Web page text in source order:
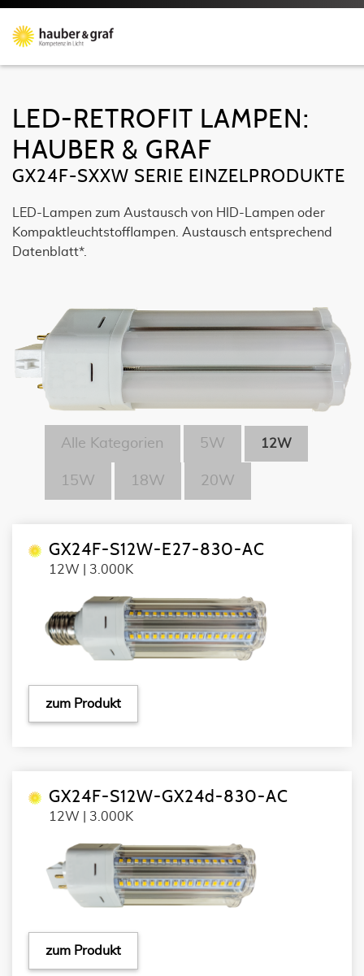
LED-RETROFIT LAMPEN:
HAUBER & GRAF
GX24F-SXXW SERIE EINZELPRODUKTE
LED-Lampen zum Austausch von HID-Lampen oder
Kompaktleuchtstofflampen. Austausch entsprechend
Datenblatt*.
Alle Kategorien 5W 12W
15W 18W 20W
GX24F-S12W-E27-830-AC
12W | 3.000K
zum Produkt
GX24F-S12W-GX24d-830-AC
12W | 3.000K
zum Produkt